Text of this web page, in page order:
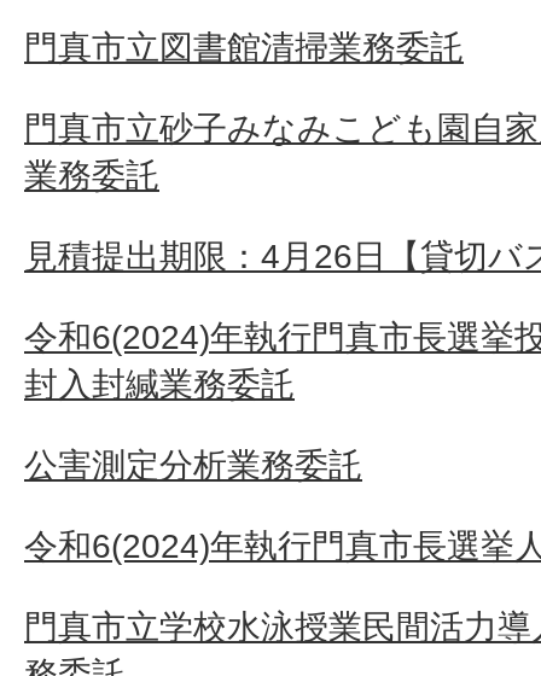
門真市立図書館清掃業務委託
門真市立砂子みなみこども園自
業務委託
見積提出期限：4月26日【貸切バ
令和6(2024)年執行門真市長選挙
封入封緘業務委託
公害測定分析業務委託
令和6(2024)年執行門真市長選挙
門真市立学校水泳授業民間活力